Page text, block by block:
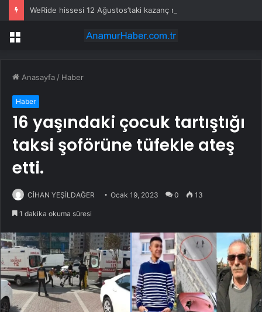
Menü
Anasayfa / Haber
Haber
16 yaşındaki çocuk tartıştığı
taksi şoförüne tüfekle ateş
etti.
CİHAN YEŞİLDAĞER Ocak 19, 2023 0 13
1 dakika okuma süresi